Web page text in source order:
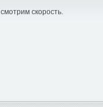
скорость.